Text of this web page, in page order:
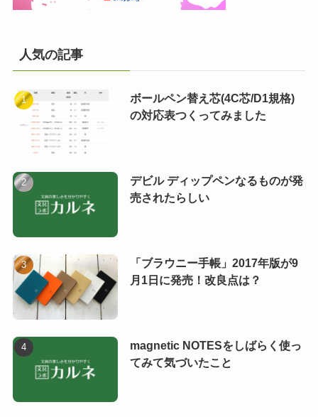
人気の記事
ボールペン替え芯(4C芯/D1規格)
の対応表つくってみました
デビル ディップペンなるものが発
売されたらしい
「ブラウニー手帳」2017年版が9
月1日に発売！改良点は？
magnetic NOTESをしばらく使っ
てみて気づいたこと